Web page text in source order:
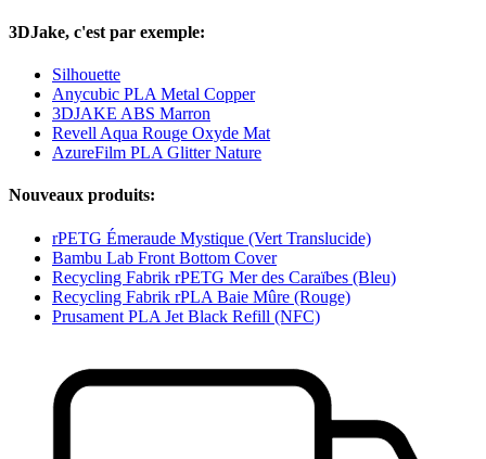
3DJake, c'est par exemple:
Silhouette
Anycubic PLA Metal Copper
3DJAKE ABS Marron
Revell Aqua Rouge Oxyde Mat
AzureFilm PLA Glitter Nature
Nouveaux produits:
rPETG Émeraude Mystique (Vert Translucide)
Bambu Lab Front Bottom Cover
Recycling Fabrik rPETG Mer des Caraïbes (Bleu)
Recycling Fabrik rPLA Baie Mûre (Rouge)
Prusament PLA Jet Black Refill (NFC)